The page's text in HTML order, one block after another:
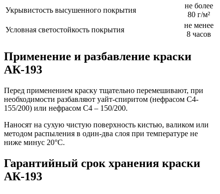
Укрывистость высушенного покрытия
не более
80 г/м²
Условная светостойкость покрытия
не менее
8 часов
Применение и разбавление краски
АК-193
Перед применением краску тщательно перемешивают, при
необходимос­ти разбавляют уайт-спиритом (нефрасом С4-
155/200) или нефрасом С4 – 150/200.
Наносят на сухую чистую поверхность кистью, валиком или
методом распыления в один-два слоя при температуре не
ниже минус 20°С.
Гарантийный срок хранения краски
АК-193